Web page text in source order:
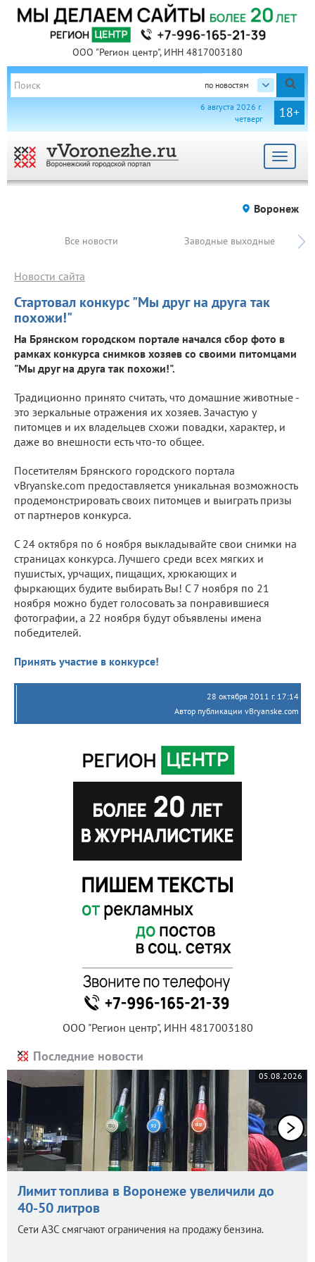
ООО "Регион центр", ИНН 4817003180
по новостям
18+
6 августа 2026 г.
четверг
Toggle
Воронеж
Все новости Заводные выходные
Стартовал конкурс "Мы друг на друга так
похожи!"
Новости сайта
На Брянском городском портале начался сбор фото в
рамках конкурса снимков хозяев со своими питомцами
"Мы друг на друга так похожи!".
Традиционно принято считать, что домашние животные -
это зеркальные отражения их хозяев. Зачастую у
питомцев и их владельцев схожи повадки, характер, и
даже во внешности есть что-то общее.
Посетителям Брянского городского портала
vBryanske.com предоставляется уникальная возможность
продемонстрировать своих питомцев и выиграть призы
от партнеров конкурса.
C 24 октября по 6 ноября выкладывайте свои снимки на
страницах конкурса. Лучшего среди всех мягких и
пушистых, урчащих, пищащих, хрюкающих и
фыркающих будите выбирать Вы! С 7 ноября по 21
ноября можно будет голосовать за понравившиеся
фотографии, а 22 ноября будут объявлены имена
победителей.
Принять участие в конкурсе!
28 октября 2011 г. 17:14
Автор публикации vBryanske.com
ООО "Регион центр", ИНН 4817003180
Последние новости
05.08.2026
Лимит топлива в Воронеже увеличили до
40-50 литров
Сети АЗС смягчают ограничения на продажу бензина.